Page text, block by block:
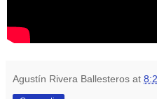
Agustín Rivera Ballesteros at